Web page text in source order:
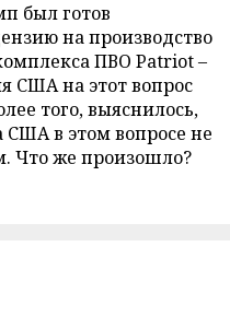
был готов
на производство
ПВО Patriot –
США на этот вопрос
того, выяснилось,
США в этом вопросе не
Что же произошло?